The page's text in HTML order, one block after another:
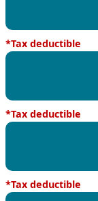
*Tax deductible
*Tax deductible
*Tax deductible